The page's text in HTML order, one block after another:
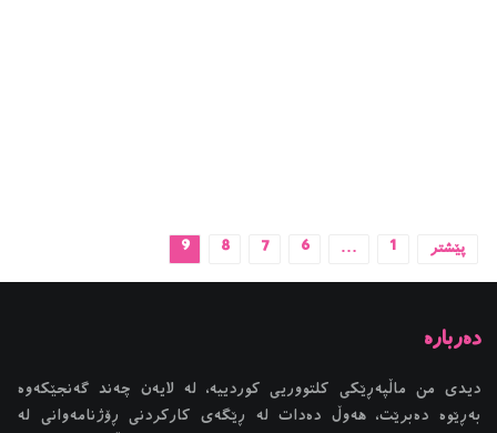
پێشتر 1
…
6
7
8
9
دیدی من ماڵپەڕێکی کلتووریی کوردییە، لە لایەن چەند گەنجێكه‌وه‌
بەڕێوە دەبرێت، هەوڵ دەدات لە ڕێگەی کارکردنی ڕۆژنامەوانی لە